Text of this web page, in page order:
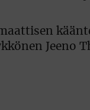
Jeeno